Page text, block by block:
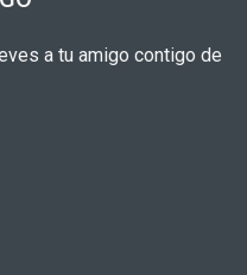
a tu amigo contigo de